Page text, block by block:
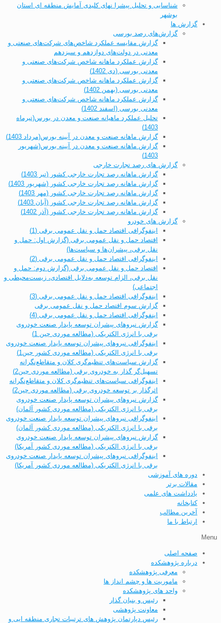
شناسایی و تحلیل پیشرا نهای کلیدی آمایش منطقه ای استان
بوشهر
گزارش ها
گزارش‌های رصد بورسی
گزارش مقایسه عملکرد شاخص‌های شرکت‌های صنعتی و
معدنی در دولت‌های دوازدهم و سیزدهم
گزارش عملکرد ماهانه شاخص شرکت‌های صنعتی و
معدنی بورسی (دی 1402)
گزارش عملکرد ماهانه شاخص شرکت‌های صنعتی و
معدنی بورسی (بهمن 1402)
گزارش عملکرد ماهانه شاخص شرکت‌های صنعتی و
معدنی بورسی (اسفند 1402)
تحلیل عملکرد ماهیانه صنعت و معدن در بورس(تیرماه
1403)
گزارش ماهانه صنعت و معدن در آیینه بورس(مرداد 1403)
گزارش ماهانه صنعت و معدن در آیینه بورس(شهریور
1403)
گزارش های رصد تجارت خارجی
گزارش ماهانه رصد تجارت خارجی کشور (تیر 1403)
گزارش ماهانه رصد تجارت خارجی کشور (شهریور 1403)
گزارش ماهانه رصد تجارت خارجی کشور (مهر 1403)
گزارش ماهانه رصد تجارت خارجی کشور (آبان 1403)
گزارش ماهانه رصد تجارت خارجی کشور (آذر 1402)
گزارش های خودرو
اینفوگرافی اقتصاد حمل و نقل عمومی برقی (1)
اقتصاد حمل و نقل عمومی برقی (گزارش اول: حمل و
نقل برقی، پیشران‌ها و سیاست‌ها)
اینفوگرافی اقتصاد حمل و نقل عمومی برقی (2)
اقتصاد حمل و نقل عمومی برقی (گزارش دوم: حمل و
نقل برقی، الزام توسعه به‌دلایل اقتصادی، زیست‌محیطی و
اجتماعی)
اینفوگرافی اقتصاد حمل و نقل عمومی برقی (3)
گزارش سوم اقتصاد حمل و نقل عمومی برقی
اینفوگرافی اقتصاد حمل و نقل عمومی برقی (4)
گزارش نیروهای پیشران توسعه پایدار صنعت خودروی
برقی با انرژی الکتریکی (مطالعه موردی چین 1)
اینفوگرافی نیروهای پیشران توسعه پایدار صنعت خودروی
برقی با انرژی الکتریکی (مطالعه موردی کشور چین1)
گزارش سیاست‌های تنظیم‌گری کلان و متقاطع‌نگرانه
تسهیل‌گر گذار به خودروی برقی (مطالعه موردی چین2)
اینفوگرافی سیاست‌های تنظیم‌گری کلان و متقاطع‌نگرانه
اثرگذار بر توسعه خودروی برقی (مطالعه موردی چین2)
گزارش نیروهای پیشران توسعه پایدار صنعت خودروی
برقی با انرژی الکتریکی (مطالعه موردی کشور آلمان)
اینفوگرافی نیروهای پیشران توسعه پایدار صنعت خودروی
برقی با انرژی الکتریکی (مطالعه موردی کشور آلمان)
گزارش نیروهای پیشران توسعه پایدار صنعت خودروی
برقی با انرژی الکتریکی (مطالعه موردی کشور آمریکا)
اینفوگرافی نیروهای پیشران توسعه پایدار صنعت خودروی
برقی با انرژی الکتریکی (مطالعه موردی کشور آمریکا)
دوره های آموزشی
مقالات برتر
یادداشت های علمی
کتابخانه
آخرین مطالب
ارتباط با ما
Menu
صفحه اصلی
درباره پژوهشکده
معرفی پژوهشکده
ماموریت ها و چشم انداز ها
واحد های پژوهشکده
رئیس و بنیان گذار
معاونت پژوهشی
رئیس دپارتمان پژوهش های ترتیبات تجاری منطقه ایی و